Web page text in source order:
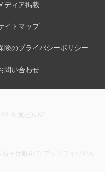
メディア掲載
イトマップ
険のプライバシーポリシー
問い合わせ
5 旭ビル5F
ヶ辻町4-11 アップライゼビル